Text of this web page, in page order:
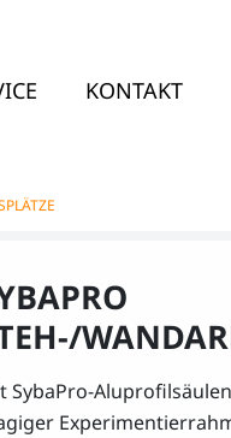
KONTAKT
SybaPro-